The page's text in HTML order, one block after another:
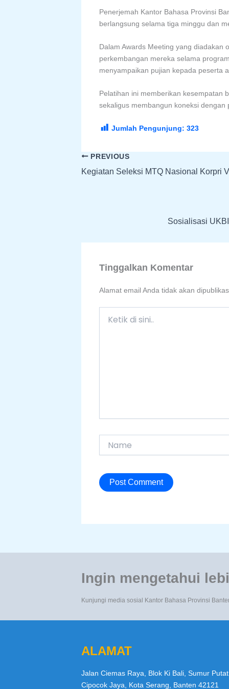
Penerjemah Kantor Bahasa Provinsi
berlangsung selama tiga minggu dan
Dalam Awards Meeting yang diadakan
perkembangan mereka selama
menyampaikan pujian kepada peserta
Pelatihan ini memberikan kesempatan
sekaligus membangun koneksi
Jumlah Pengunjung: 323
PREVIOUS
Kegiatan Seleksi MTQ Nasional Korpri
Sosialisasi
Tinggalkan Komentar
Alamat email Anda tidak akan
Ingin mengetahui
Kunjungi media sosial Kantor Bahasa Provinsi
ALAMAT
Jalan Ciemas Raya, Blok Ki Bali, Sumur
Cipocok Jaya, Kota Serang, Banten 42121